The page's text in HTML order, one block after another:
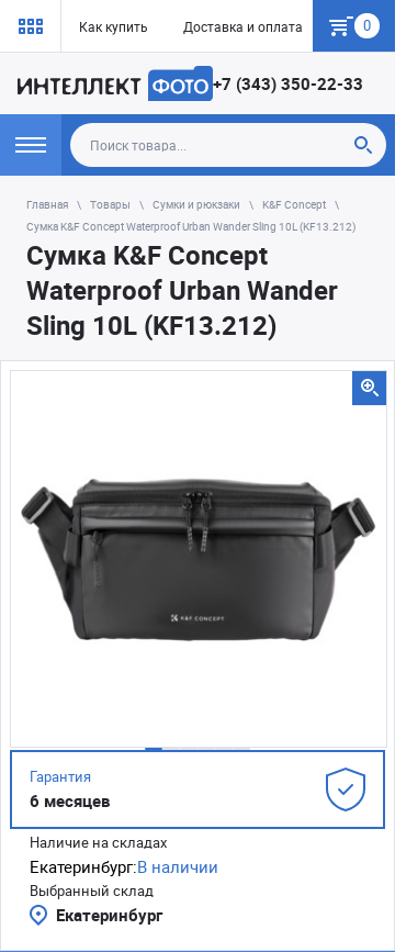
Как купить Доставка и оплата Гарантия
0
+7 (343) 350-22-33
Главная Товары Сумки и рюкзаки
K&F Concept
Сумка K&F Concept Waterproof Urban Wander Sling 10L (KF13.212)
Сумка K&F Concept
Waterproof Urban Wander
Sling 10L (KF13.212)
Гарантия
6 месяцев
Наличие на складах
Екатеринбург:В наличии
Выбранный склад
Екатеринбург